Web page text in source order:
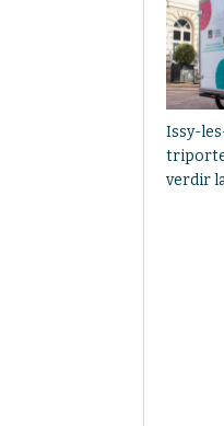
Issy-
verdir